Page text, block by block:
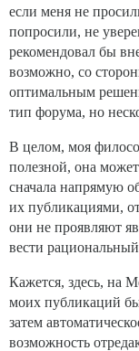
если меня не
попросили, не
рекомендовал бы
возможно, со
оптимальным
тип форума, но
В целом, моя
полезной, она
сначала напрямую
их публикациями,
они не проявляют
вести
Кажется, здесь, на
моих публикаций
затем
возможность